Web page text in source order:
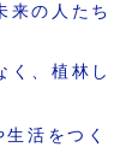
来の人たち
く、植林し
活をつく